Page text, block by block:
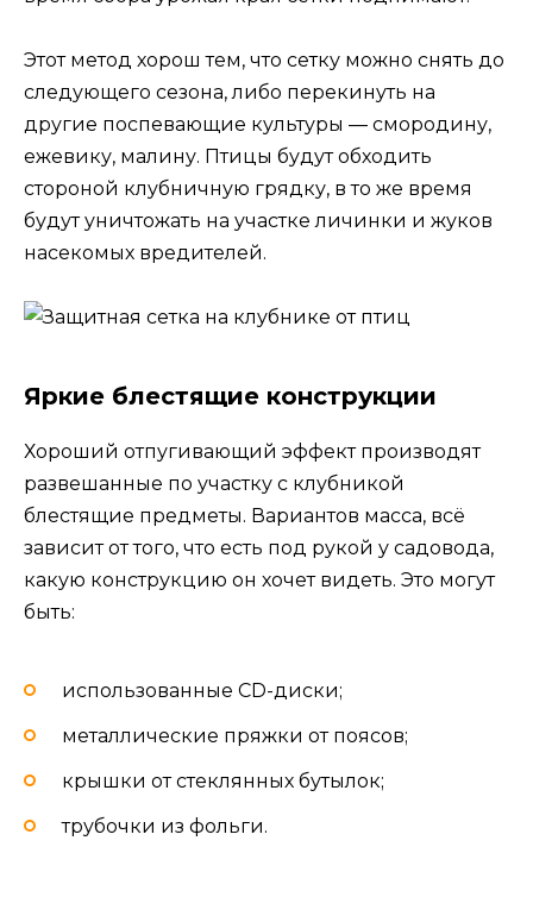
Этот метод хорош тем, что сетку можно снять до
следующего сезона, либо перекинуть на
другие поспевающие культуры — смородину,
ежевику, малину. Птицы будут обходить
стороной клубничную грядку, в то же время
будут уничтожать на участке личинки и жуков
насекомых вредителей.
Яркие блестящие конструкции
Хороший отпугивающий эффект производят
развешанные по участку с клубникой
блестящие предметы. Вариантов масса, всё
зависит от того, что есть под рукой у садовода,
какую конструкцию он хочет видеть. Это могут
быть:
использованные CD-диски;
металлические пряжки от поясов;
крышки от стеклянных бутылок;
трубочки из фольги.